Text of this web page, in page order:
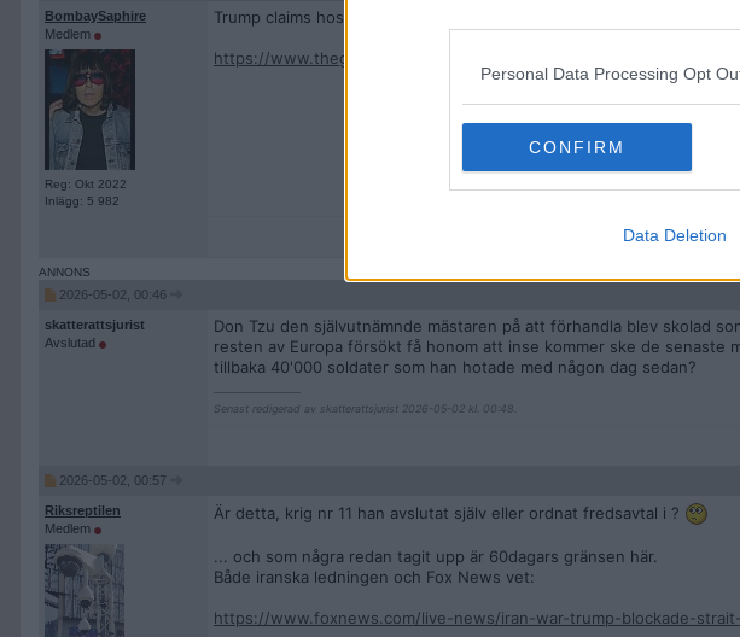
Personal Data Processing Opt
CONFIRM
Data Deletion
BombaySaphire
Medlem
Reg: Okt 2022
Inlägg: 5 982
Trump claims hostilities have ended in Iran in letter to congressional
https://www.theguardian.com/world/2026/may/01/trump-iran-war-
2026-05-02, 00:46
skatterattsjurist
Avslutad
Don Tzu den självutnämnde mästaren på att förhandla blev skolad
resten av Europa försökt få honom att inse kommer ske de senaste
tillbaka 40'000 soldater som han hotade med någon dag sedan?
Senast redigerad av skatterattsjurist 2026-05-02 kl. 00:48.
2026-05-02, 00:57
Riksreptilen
Medlem
Är detta, krig nr 11 han avslutat själv eller ordnat fredsavtal i ?
... och som några redan tagit upp är 60dagars gränsen här.
Både iranska ledningen och Fox News vet:
https://www.foxnews.com/live-news/iran-war-trump-blockade-